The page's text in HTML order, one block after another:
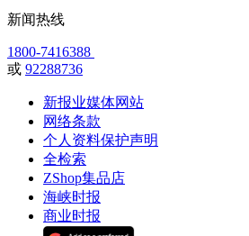
新闻热线
1800-7416388
或 92288736
新报业媒体网站
网络条款
个人资料保护声明
全检索
ZShop集品店
海峡时报
商业时报